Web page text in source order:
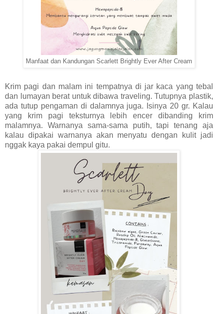
Manfaat dan Kandungan Scarlett Brightly Ever After Cream
Krim pagi dan malam ini tempatnya di jar kaca yang tebal
dan lumayan berat untuk dibawa traveling. Tutupnya plastik,
ada tutup pengaman di dalamnya juga. Isinya 20 gr. Kalau
yang krim pagi teksturnya lebih encer dibanding krim
malamnya. Warnanya sama-sama putih, tapi tenang aja
kalau dipakai warnanya akan menyatu dengan kulit jadi
nggak kaya pakai dempul gitu.